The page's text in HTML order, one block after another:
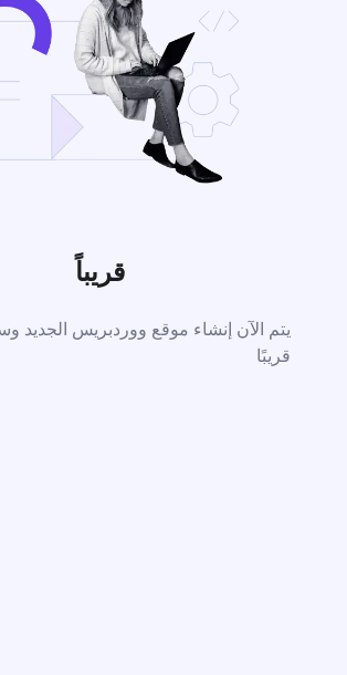
قريباً
يتم الآن إنشاء موقع ووردبريس الجديد
قريبًا